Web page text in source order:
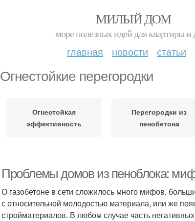
МИЛЫЙ ДОМ
море полезных идей для квартиры и
главная новости статьи
Огнестойкие перегородки
Огнестойкая
эффективность
Перегородки из
пенобетона
Проблемы домов из пеноблока:
О газобетоне в сети сложилось много мифов,
с относительной молодостью материала, или же
стройматериалов. В любом случае часть